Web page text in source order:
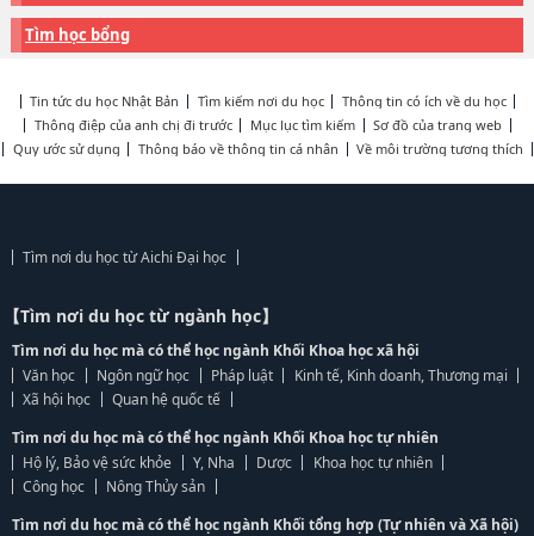
Tìm học bổng
Tin tức du học Nhật Bản Tìm kiếm nơi du học
Thông tin có ích về du học
Thông điệp của anh chị đi trước
Mục lục tìm kiếm
Sơ đồ của trang web
Quy ước sử dụng
Thông báo về thông tin cá nhân Về môi trường tương thích
Tìm nơi du học từ Aichi Đại học
【Tìm nơi du học từ ngành học】
Tìm nơi du học mà có thể học ngành Khối Khoa học xã hội
Văn học
Ngôn ngữ học Pháp luật
Kinh tế, Kinh doanh, Thương mại
Xã hội học
Quan hệ quốc tế
Tìm nơi du học mà có thể học ngành Khối Khoa học tự nhiên
Hộ lý, Bảo vệ sức khỏe
Y, Nha Dược
Khoa học tự nhiên
Công học
Nông Thủy sản
Tìm nơi du học mà có thể học ngành Khối tổng hợp (Tự nhiên và Xã hội)